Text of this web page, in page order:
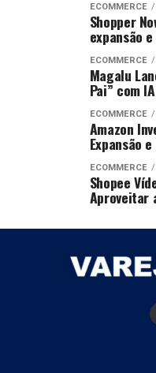
ECOMMERCE
Shopper
expansão
ECOMMERCE
Magalu
Pai” com
ECOMMERCE
Amazon
Expansão
ECOMMERCE
Shopee
Aproveitar